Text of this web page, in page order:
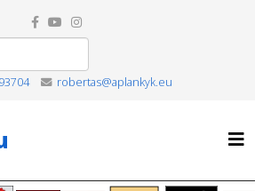
robertas@aplankyk.eu